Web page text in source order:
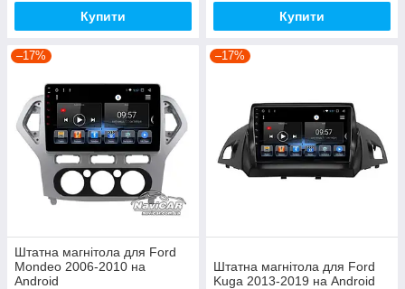
Купити Купити
–17%
Штатна магнітола для Ford
Mondeo 2006-2010 на
Android
–17%
Штатна магнітола для Ford
Kuga 2013-2019 на Android